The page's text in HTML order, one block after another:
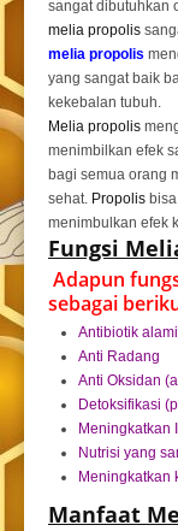
sangat dibutuhkan
melia propolis
melia propolis
yang sangat baik
kekebalan tubuh.
Melia propolis
menimbilkan efek
bagi semua orang
sehat. Propolis
menimbulkan efek
Fungsi
Adapun
sebagai
Antibiotik alami
Anti Radang
Anti Oksidan
Detoksifikasi
Meningkatkan
Nutrisi yang
Meningkatkan
Manfaat